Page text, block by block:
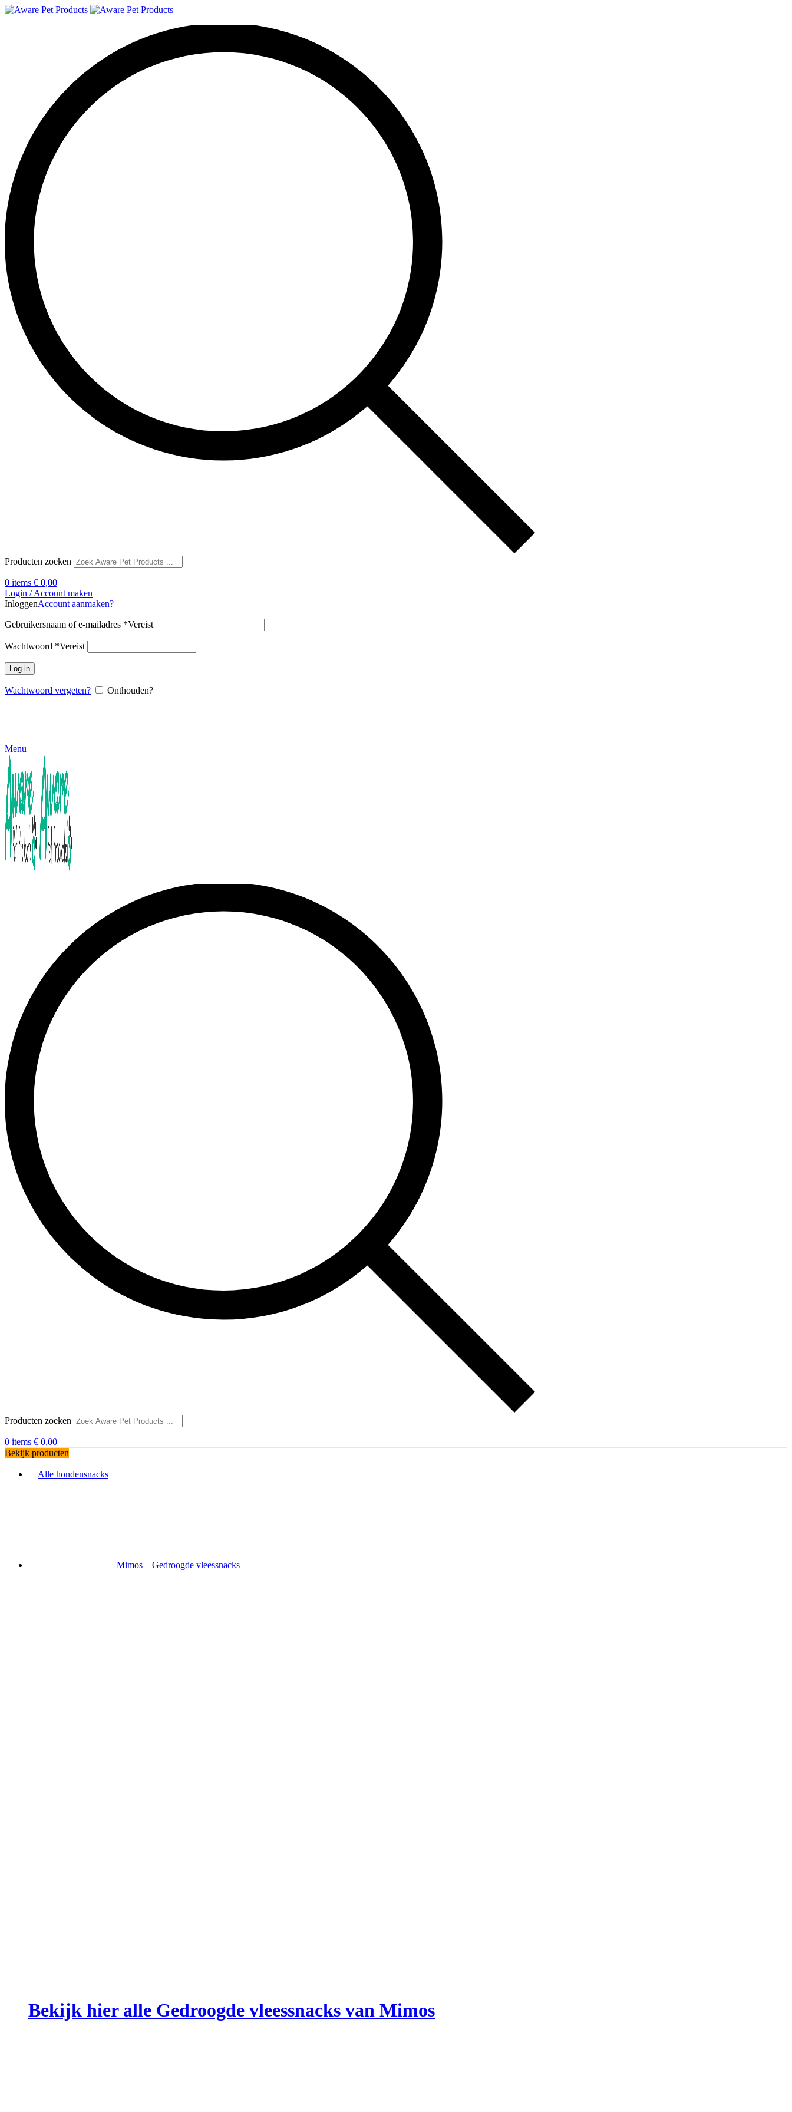
Producten zoeken
0 items € 0,00
Login / Account maken
InloggenAccount aanmaken?
Gebruikersnaam of e-mailadres *Vereist
Wachtwoord *Vereist
Log in
Wachtwoord vergeten? Onthouden?
Menu
Producten zoeken
0 items € 0,00
Bekijk producten
Alle hondensnacks
Mimos – Gedroogde vleessnacks
Bekijk hier alle Gedroogde vleessnacks van Mimos